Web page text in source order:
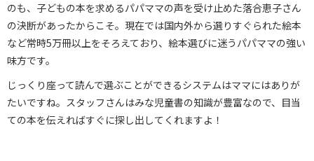
のも、子どもの本を求めるパパママの声を受け止めた落合恵子さん
の決断があったからこそ。現在では国内外から選りすぐられた絵本
など常時5万冊以上をそろえており、絵本選びに迷うパパママの強い
味方です。
じっくり座って読んで選ぶことができるシステムはママにはありが
たいですね。スタッフさんはみな児童書の知識が豊富なので、目当
ての本を伝えればすぐに探し出してくれますよ！